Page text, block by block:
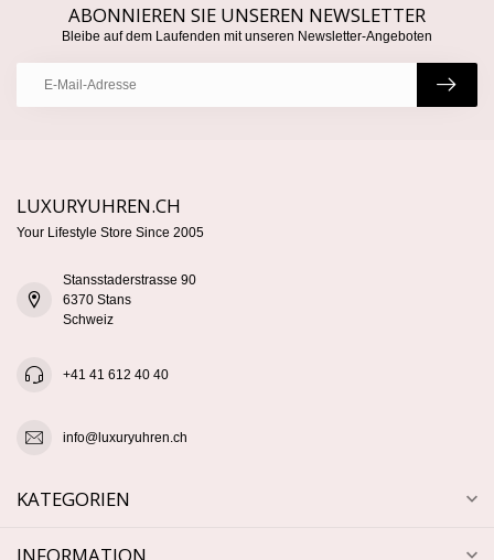
ABONNIEREN SIE UNSEREN NEWSLETTER
Bleibe auf dem Laufenden mit unseren Newsletter-Angeboten
LUXURYUHREN.CH
Your Lifestyle Store Since 2005
Stansstaderstrasse 90
6370 Stans
Schweiz
+41 41 612 40 40
info@luxuryuhren.ch
KATEGORIEN
INFORMATION